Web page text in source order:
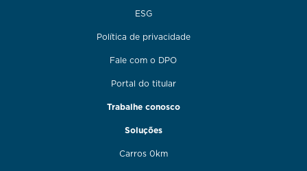
ESG
Política de privacidade
Fale com o DPO
Portal do titular
Trabalhe conosco
Soluções
Carros 0km